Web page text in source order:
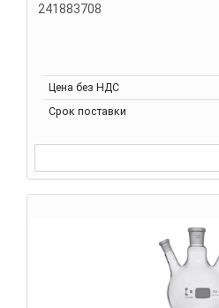
241883708
Цена без НДС
Срок поставки